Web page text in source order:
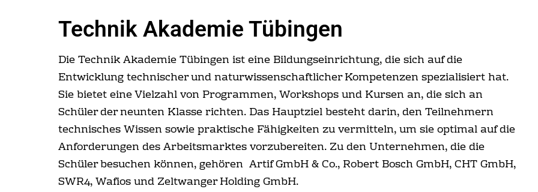
SWR 4
WAFIOS AKTIENGESELLSCHAFT
ZELTWANGER HOLDING GMBH
Technik Akademie Tübingen
Die Technik Akademie Tübingen ist eine Bildungseinrichtung, die sich auf die
Entwicklung technischer und naturwissenschaftlicher Kompetenzen spezialisiert hat.
Sie bietet eine Vielzahl von Programmen, Workshops und Kursen an, die sich an
Schüler der neunten Klasse richten. Das Hauptziel besteht darin, den Teilnehmern
technisches Wissen sowie praktische Fähigkeiten zu vermitteln, um sie optimal auf die
Anforderungen des Arbeitsmarktes vorzubereiten. Zu den Unternehmen, die die
Schüler besuchen können, gehören Artif GmbH & Co., Robert Bosch GmbH, CHT GmbH,
SWR4, Wafios und Zeltwanger Holding GmbH.